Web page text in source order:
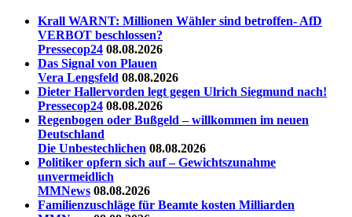
Krall WARNT: Millionen Wähler sind betroffen- AfD
VERBOT beschlossen?
Pressecop24 08.08.2026
Das Signal von Plauen
Vera Lengsfeld 08.08.2026
Dieter Hallervorden legt gegen Ulrich Siegmund nach!
Pressecop24 08.08.2026
Regenbogen oder Bußgeld – willkommen im neuen
Deutschland
Die Unbestechlichen 08.08.2026
Politiker opfern sich auf – Gewichtszunahme
unvermeidlich
MMNews 08.08.2026
Familienzuschläge für Beamte kosten Milliarden